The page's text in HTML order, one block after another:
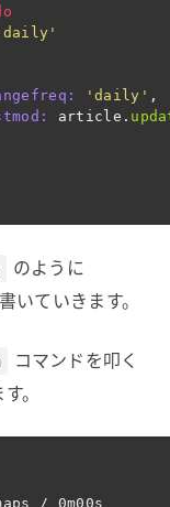
'daily' ,
article .
のように
いていきます。
コマンドを叩く
。
/ 0m00s